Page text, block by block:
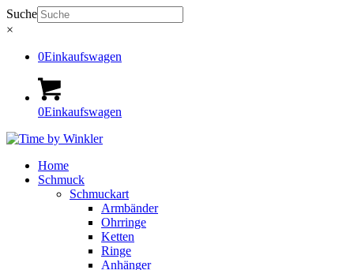
Suche
×
0Einkaufswagen
0Einkaufswagen
Home
Schmuck
Schmuckart
Armbänder
Ohrringe
Ketten
Ringe
Anhänger